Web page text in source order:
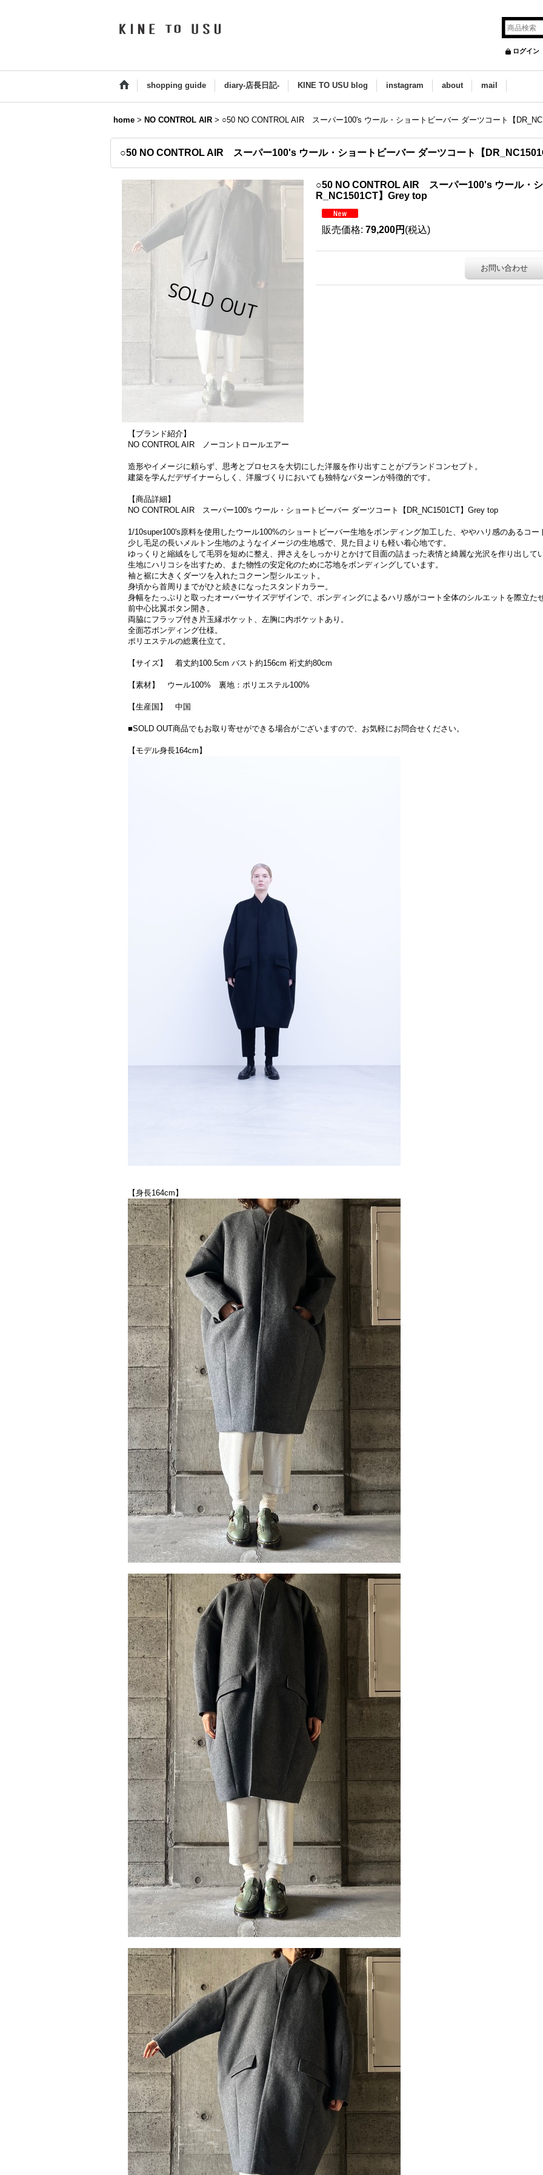
ログイン
shopping guide diary-店長日記- KINE TO USU blog instagram about mail
home > NO CONTROL AIR > ○50 NO CONTROL AIR スーパー100's ウール・ショートビーバー ダーツコート【
○50 NO CONTROL AIR スーパー100's ウール・ショートビーバー ダーツコート【
○50 NO CONTROL AIR スーパー100's ウール・
R_NC1501CT】Grey top
販売価格: 79,200円 (税込)
お問い合わせ
【ブランド紹介】
NO CONTROL AIR ノーコントロールエアー
造形やイメージに頼らず、思考とプロセスを大切にした洋服を作り出すことがブランドコンセプト。
建築を学んだデザイナーらしく、洋服づくりにおいても独特なパターンが特徴的です。
【商品詳細】
NO CONTROL AIR スーパー100's ウール・ショートビーバー ダーツコート【DR_NC1501CT】Grey top
1/10super100's原料を使用したウール100%のショートビーバー生地をボンディング加工した、ややハリ感のあるコー
少し毛足の長いメルトン生地のようなイメージの生地感で、見た目よりも軽い着心地です。
ゆっくりと縮絨をして毛羽を短めに整え、押さえをしっかりとかけて目面の詰まった表情と綺麗な光沢を作り出してい
生地にハリコシを出すため、また物性の安定化のために芯地をボンディングしています。
袖と裾に大きくダーツを入れたコクーン型シルエット。
身頃から首周りまでがひと続きになったスタンドカラー。
身幅をたっぷりと取ったオーバーサイズデザインで、ボンディングによるハリ感がコート全体のシルエットを際立た
前中心比翼ボタン開き。
両脇にフラップ付き片玉縁ポケット、左胸に内ポケットあり。
全面芯ボンディング仕様。
ポリエステルの総裏仕立て。
【サイズ】 着丈約100.5cm バスト約156cm 裄丈約80cm
【素材】 ウール100% 裏地：ポリエステル100%
【生産国】 中国
■SOLD OUT商品でもお取り寄せができる場合がございますので、お気軽にお問合せください。
【モデル身長164cm】
【身長164cm】